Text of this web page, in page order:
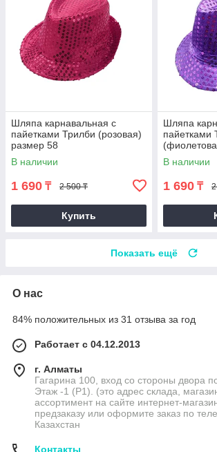
Шляпа карнавальная с
пайетками Трилби (розовая)
размер 58
В наличии
1 690 ₸ 2 500 ₸
Купить
Шляпа
пайетками
В наличии
1 690 ₸
Показать ещё
О нас
84% положительных из 31 отзыва за год
Работает с 04.12.2013
г. Алматы
Гагарина 100, вход со стороны двора
Этаж -1 (P1). (это адрес склада,
ассортимент на сайте интернет-
предзаказу или оформите заказ по
Казахстан
Контакты